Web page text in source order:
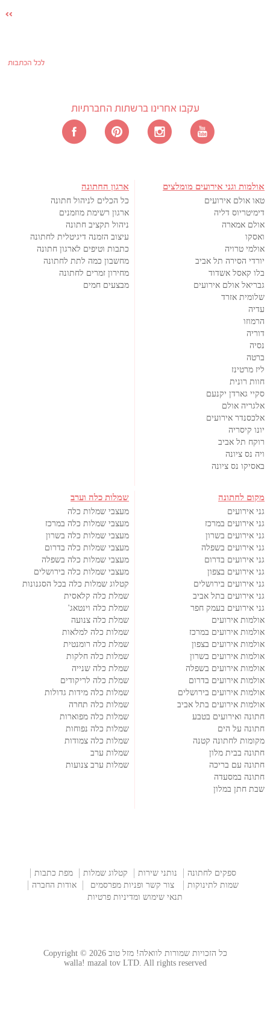
לכל הכתבות
עקבו אחרינו ברשתות החברתיות
אולמות וגני אירועים מומלצים
טאו אולם אירועים
דימיטריוס דליה
אולם אמארה
ואסקו
אולמי טרויה
יורדי הסירה תל אביב
בלו קאסל אשדוד
גבריאל אולם אירועים
שלומית אזרד
עדיה
הרמוזו
דוריה
נסיה
ברטה
ליז מרטינז
חוות רונית
סקיי גארדן יקנעם
אלגריה אולם
אלכסנדר אירועים
יונו קיסריה
רוקח תל אביב
ויה נס ציונה
באסיקו נס ציונה
ארגון החתונה
כל הכלים לניהול חתונה
ארגון רשימת מוזמנים
ניהול תקציב חתונה
עיצוב הזמנה דיגיטלית לחתונה
כתבות וטיפים לארגון חתונה
מחשבון כמה לתת לחתונה
מחירון זמרים לחתונה
מבצעים חמים
מקום לחתונה
גני אירועים
גני אירועים במרכז
גני אירועים בשרון
גני אירועים בשפלה
גני אירועים בדרום
גני אירועים בצפון
גני אירועים בירושלים
גני אירועים בתל אביב
גני אירועים בעמק חפר
אולמות אירועים
אולמות אירועים במרכז
אולמות אירועים בצפון
אולמות אירועים בשרון
אולמות אירועים בשפלה
אולמות אירועים בדרום
אולמות אירועים בירושלים
אולמות אירועים בתל אביב
חתונה ואירועים בטבע
חתונה על הים
מקומות לחתונה קטנה
חתונה בבית מלון
חתונה עם בריכה
חתונה במסעדה
שבת חתן במלון
שמלות כלה וערב
מעצבי שמלות כלה
מעצבי שמלות כלה במרכז
מעצבי שמלות כלה בשרון
מעצבי שמלות כלה בדרום
מעצבי שמלות כלה בשפלה
מעצבי שמלות כלה בירושלים
קטלוג שמלות כלה בכל הסגנונות
שמלת כלה קלאסית
שמלת כלה וינטאג'
שמלת כלה צנועה
שמלות כלה למלאות
שמלת כלה רומנטית
שמלות כלה חלקות
שמלת כלה שנייה
שמלת כלה לריקודים
שמלות כלה מידות גדולות
שמלות כלה תחרה
שמלות כלה מפוארות
שמלות כלה נפוחות
שמלות כלה צמודות
שמלות ערב
שמלות ערב צנועות
ספקים לחתונה נותני שירות קטלוג שמלות
מפת כתבות
שמות לתינוקות
צור קשר ופניות מפרסמים
אודות החברה
תנאי שימוש ומדיניות פרטיות
כל הזכויות שמורות לוואלה! מזל טוב Copyright © 2026
walla! mazal tov LTD. All rights reserved